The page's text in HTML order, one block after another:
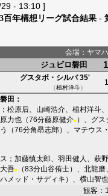
- 13:10 ]
百年構想リーグ試合結果 -
会場：ヤマ
ジュビロ磐田
グスタボ・シルバ35'
（植村洋斗）
田 ：
； 松原后 山崎浩介 植村洋斗
原力也 （76分藤原健介■ ）、 グス
（76分角昂志郎）、 マテウス
； 加藤慎太郎 羽田健人 萩
吾■ （83分山谷侑士）、 北龍磨
メッド・サディキ ）、 横山智也
観客